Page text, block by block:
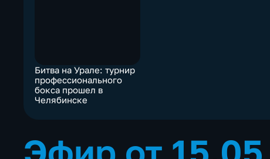
Битва на Урале: турнир
профессионального
бокса прошел в
Челябинске